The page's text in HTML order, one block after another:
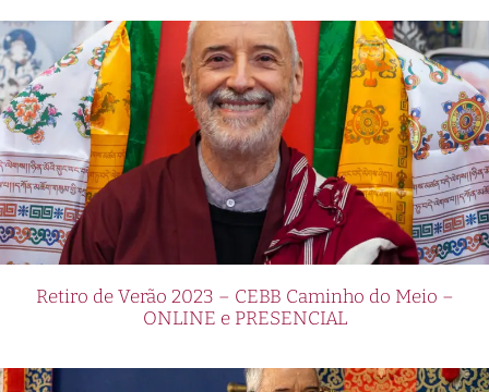
Retiro de Verão 2023 – CEBB Caminho do Meio –
ONLINE e PRESENCIAL